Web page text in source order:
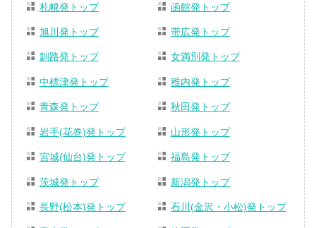
札幌発トップ 函館発トップ
旭川発トップ 帯広発トップ
釧路発トップ 女満別発トップ
中標津発トップ 稚内発トップ
青森発トップ 秋田発トップ
岩手(花巻)発トップ 山形発トップ
宮城(仙台)発トップ 福島発トップ
茨城発トップ 新潟発トップ
長野(松本)発トップ 石川(金沢・小松)発トップ